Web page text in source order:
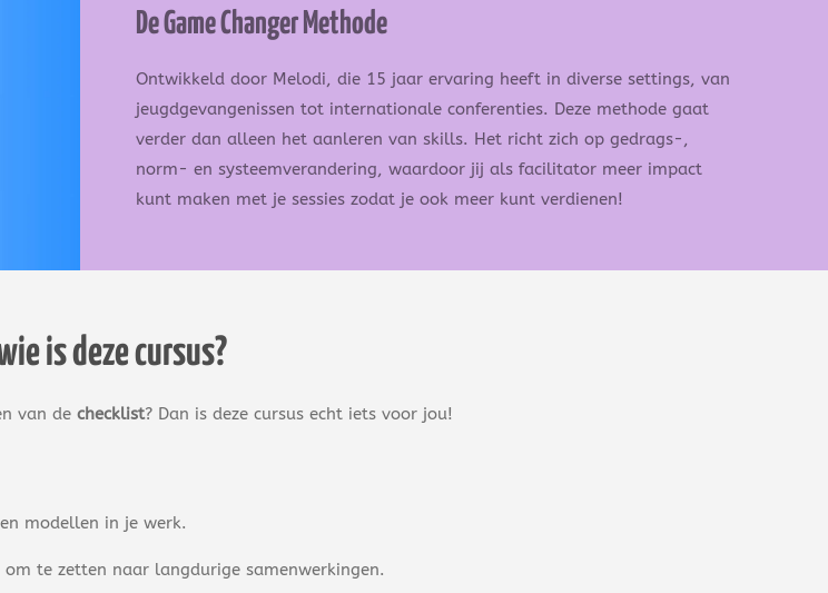
De Game Changer Methode
Ontwikkeld door Melodi, die 15 jaar ervaring heeft in diverse settings, van
jeugdgevangenissen tot internationale conferenties. Deze methode gaat
verder dan alleen het aanleren van skills. Het richt zich op gedrags-,
norm- en systeemverandering, waardoor jij als facilitator meer impact
kunt maken met je sessies zodat je ook meer kunt verdienen!
is deze cursus?
van de checklist? Dan is deze cursus echt iets voor jou!
modellen in je werk.
te zetten naar langdurige samenwerkingen.